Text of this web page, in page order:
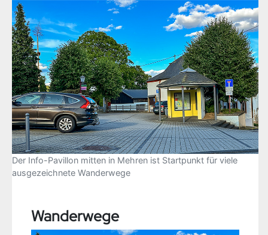
Der Info-Pavillon mitten in Mehren ist Startpunkt für viele
ausgezeichnete Wanderwege
Wanderwege